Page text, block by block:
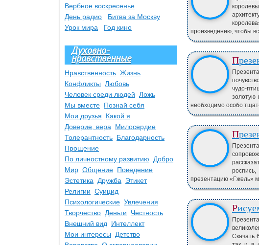
произведению, чтобы
чудо-
золотую
необходимо особо
презентацию «Гжель»
Скачать
Вербное воскресенье
День радио
Битва за Москву
Урок мира
Год кино
Духовно-
нравственные
Нравственность Жизнь
Конфликты Любовь
Человек среди людей Ложь
Мы вместе Познай себя
Мои друзья
Какой я
Доверие, вера
Милосердие
Толерантность Благодарность
Прощение
По личностному развитию
Добро
Мир Общение Поведение
Эстетика
Дружба
Этикет
Религии Суицид
Психологические Увлечения
Творчество Деньги
Честность
Внешний вид
Интеллект
Мои интересы
Детство